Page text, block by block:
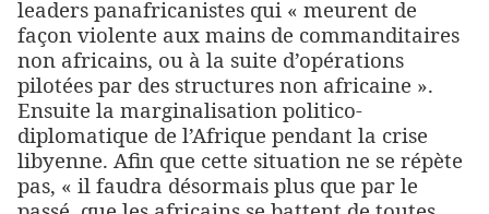
leaders panafricanistes qui « meurent de
façon violente aux mains de commanditaires
non africains, ou à la suite d’opérations
pilotées par des structures non africaine ».
Ensuite la marginalisation politico-
diplomatique de l’Afrique pendant la crise
libyenne. Afin que cette situation ne se répète
pas, « il faudra désormais plus que par le